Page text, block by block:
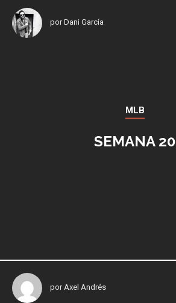
porDani García
MLB
SEMANA 20
porAxel Andrés